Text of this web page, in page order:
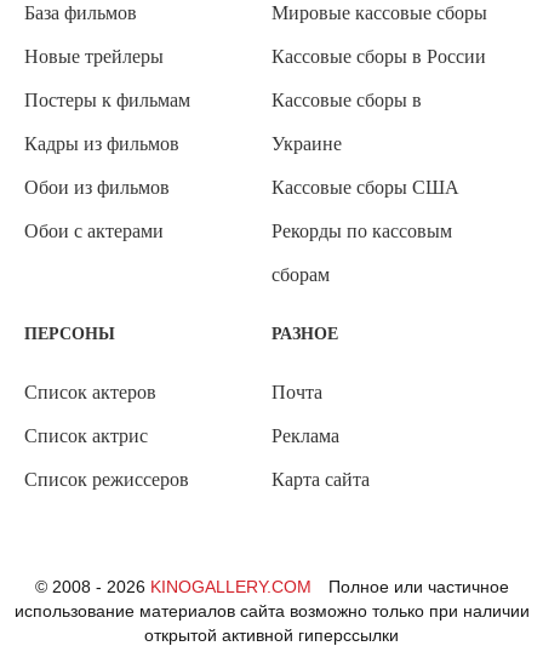
База фильмов
Новые трейлеры
Постеры к фильмам
Кадры из фильмов
Обои из фильмов
Обои с актерами
Мировые кассовые сборы
Кассовые сборы в России
Кассовые сборы в
Украине
Кассовые сборы США
Рекорды по кассовым
сборам
ПЕРСОНЫ
Список актеров
Список актрис
Список режиссеров
РАЗНОЕ
Почта
Реклама
Карта сайта
© 2008 - 2026 KINOGALLERY.COM
Полное или частичное
использование материалов сайта возможно только при наличии
открытой активной гиперссылки